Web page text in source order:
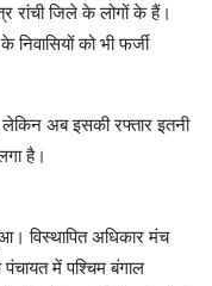
रांची जिले के लोगों के हैं।
को भी फर्जी
अब इसकी रफ्तार इतनी
है।
विस्थापित अधिकार मंच
में पश्चिम बंगाल